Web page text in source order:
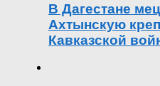
В Дагестане
Ахтынскую
Кавказской